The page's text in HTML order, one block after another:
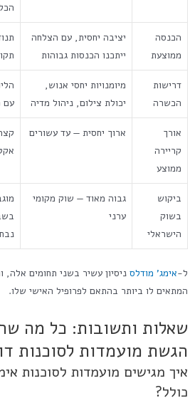
הכנסה
ממוצעת
יציבה יחסית, עם הצלחה
ייתכנו הכנסות גבוהות
דרישות
הכשרה
מיומנויות יחסי אנוש,
יכולת צילום, ניהול מדיה
עם
אורך
קריירה
ממוצע
ארוך יחסית — עד עשורים
ביקוש
בשוק
הישראלי
גבוה מאוד — שוק מקומי
ערני
ל-אימג' מודלס ניסיון עשיר בשני תחומים אלה,
המתאים לו ביותר בהתאם לפרופיל האישי שלו.
שאלות ותשובות: כל מה
הגשת מועמדות לסוכנות
איך מגישים מועמדות לסוכנות
כולל?